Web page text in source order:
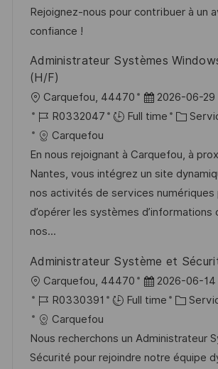
t
i
n
f
h
g
c
e
u
s
t
i
Rejoignez-nous pour contribuer à un
confiance !
Administrateur Systèmes
(H/F)
o
c
a
l
i
s
a
i
o
Carquefou, 44470
D
a
e
d
’
a
i
c
h
g
e
2026-06-29
R
é
f
é
r
e
n
e
d
u
p
o
s
R0332047 Full time
C
t
é
g
o
e
Carquefou
En nous rejoignant à Carquefou, à
Nantes, vous intégrez un site
nos activités de services
d’opérer les systèmes d’informations
nos...
Administrateur Système et
o
c
a
l
Carquefou, 44470
D
a
e
d
2026-06-14
R
é
f
é
R0330391 Full time
C
t
é
Carquefou
Nous recherchons un Administrateur
Sécurité pour rejoindre notre équipe